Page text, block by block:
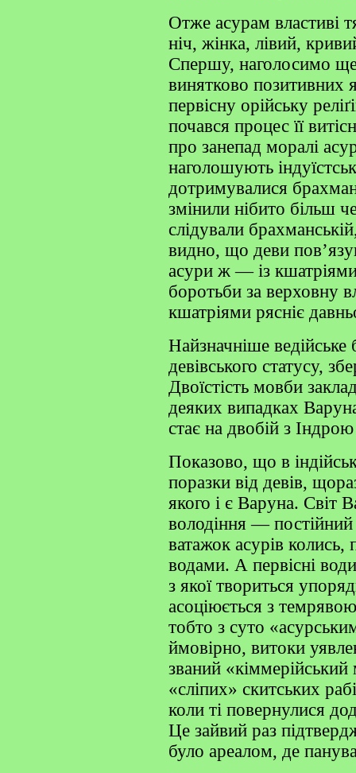
Отже асурам властиві
ніч, жінка, лівий,
Спершу, наголосимо
винятково позитивних
первісну орійську
почався процес її
про занепад моралі
наголошують
дотримувалися
змінили нібито більш
слідували
видно, що деви
асури ж — із
боротьби за верховну
кшатріями рясніє
Найзначніше
девівського статусу,
Двоїстість мовби
деяких випадках
стає на двобій з
Показово, що в
поразки від девів,
якого і є Варуна. Світ
володіння —
ватажок асурів колись,
водами. А первісні
з якої твориться
асоціюється з
тобто з суто
ймовірно, витоки
званий
«сліпих» скитських
коли ті повернулися
Це зайвий раз
було ареалом, де